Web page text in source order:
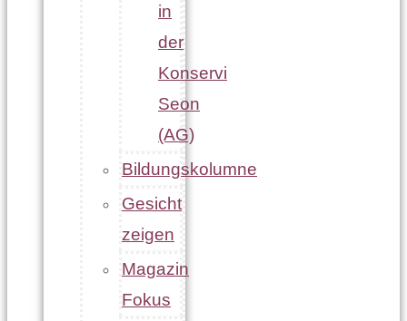
in
der
Konservi
Seon
(AG)
Bildungskolumne
Gesicht
zeigen
Magazin
Fokus